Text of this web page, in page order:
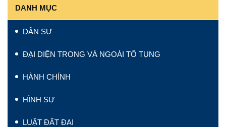
DANH MỤC
DÂN SỰ
ĐẠI DIỆN TRONG VÀ NGOÀI TỐ TỤNG
HÀNH CHÍNH
HÌNH SỰ
LUẬT ĐẤT ĐAI